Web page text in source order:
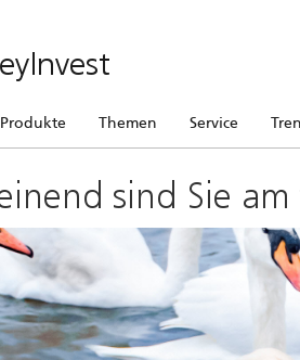
Produkte Themen Service
sind Sie